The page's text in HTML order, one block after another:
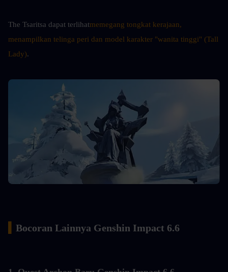
The Tsaritsa dapat terlihatmemegang tongkat kerajaan,
menampilkan telinga peri dan model karakter "wanita tinggi" (Tall
Lady).
Bocoran Lainnya Genshin Impact 6.6